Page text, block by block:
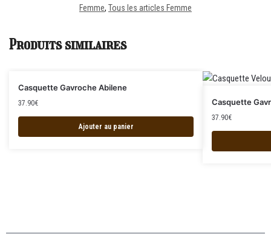
Femme, Tous les articles Femme
Produits similaires
Casquette Gavroche Abilene
37.90€
Ajouter au panier
Casquette
37.90€